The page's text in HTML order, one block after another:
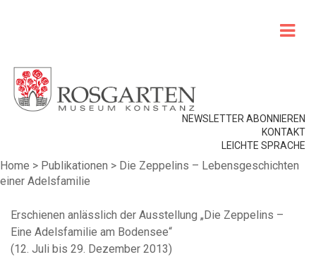
NEWSLETTER ABONNIEREN
KONTAKT
LEICHTE SPRACHE
Home > Publikationen > Die Zeppelins – Lebensgeschichten
einer Adelsfamilie
Erschienen anlässlich der Ausstellung „Die Zeppelins –
Eine Adelsfamilie am Bodensee“
(12. Juli bis 29. Dezember 2013)